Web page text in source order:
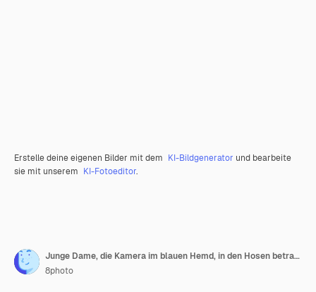
Erstelle deine eigenen Bilder mit dem KI-Bildgenerator und bearbeite
sie mit unserem KI-Fotoeditor.
Junge Dame, die Kamera im blauen Hemd, in den Hosen betrachtet und fröhlich schaut.
8photo